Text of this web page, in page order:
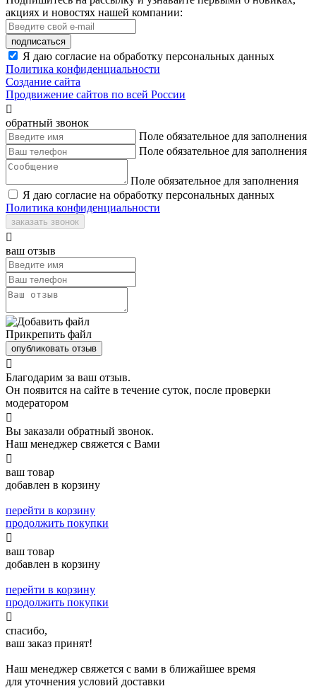
акциях и новостях нашей компании:
подписаться
Я даю согласие на обработку персональных данных
Политика конфиденциальности
Создание сайта
Продвижение сайтов по всей России

обратный звонок
Поле обязательное для заполнения
Поле обязательное для заполнения
Поле обязательное для заполнения
Я даю согласие на обработку персональных данных
Политика конфиденциальности
заказать звонок

ваш отзыв
Прикрепить файл
опубликовать отзыв

Благодарим за ваш отзыв.
Он появится на сайте в течение суток, после проверки
модератором

Вы заказали обратный звонок.
Наш менеджер свяжется с Вами

ваш товар
добавлен в корзину
перейти в корзину
продолжить покупки

ваш товар
добавлен в корзину
перейти в корзину
продолжить покупки

спасибо,
ваш заказ принят!
Наш менеджер свяжется с вами в ближайшее время
для уточнения условий доставки